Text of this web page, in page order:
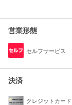
営業形態
セルフサービス
決済
クレジットカード